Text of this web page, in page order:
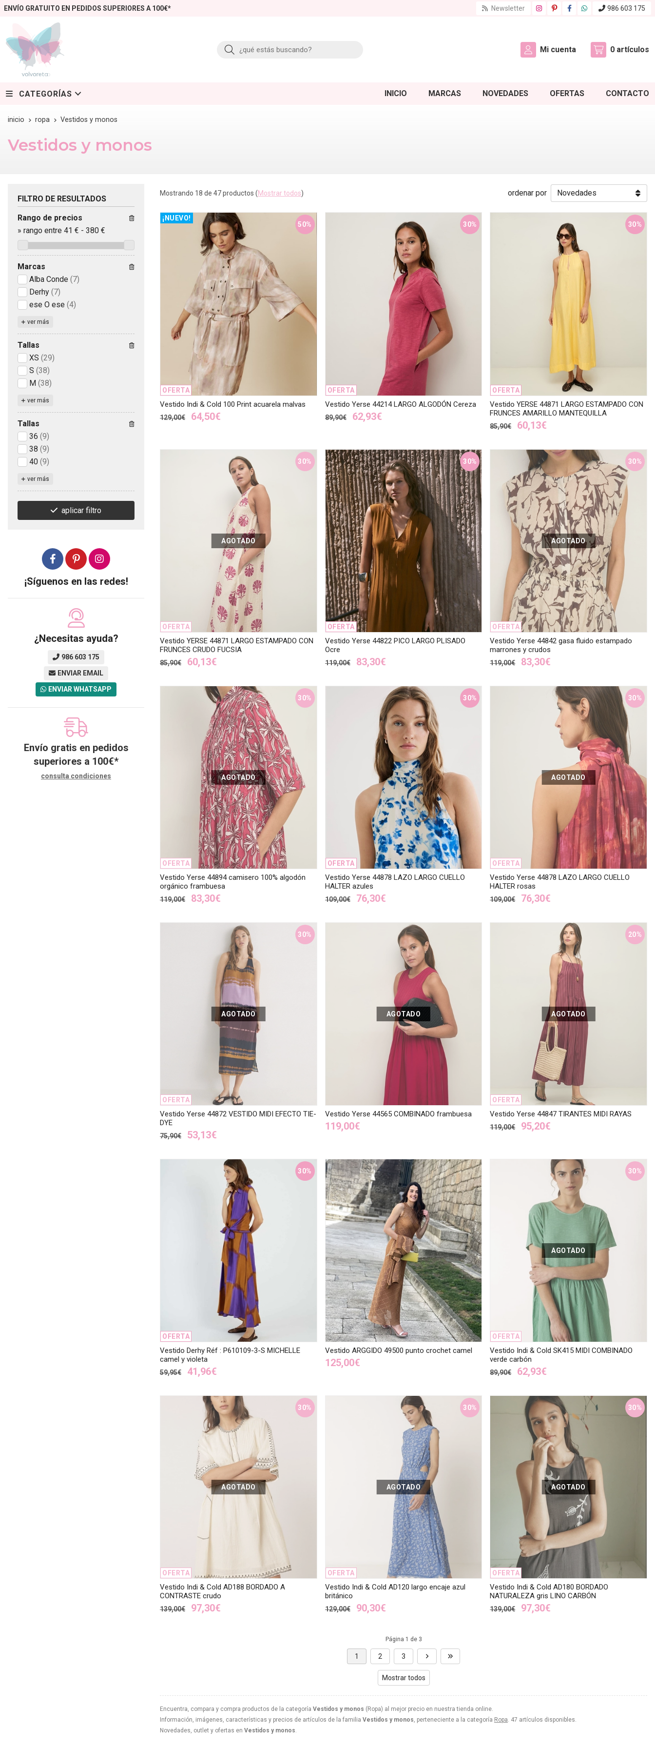
ENVÍO GRATUITO EN PEDIDOS SUPERIORES A 100€* Newsletter 986 603 175
Buscar Mi cuenta 0 artículos
CATEGORÍAS INICIO MARCAS NOVEDADES OFERTAS CONTACTO
inicio ropa Vestidos y monos
Vestidos y monos
Encuentra, compara y compra productos de la categoría Vestidos y monos (Ropa) al mejor precio en nuestra tienda online.
Información, imágenes, características y precios de artículos de la familia Vestidos y monos, perteneciente a la categoría Ropa. 47 artículos disponibles.
Novedades, outlet y ofertas en Vestidos y monos.
Mostrando 18 de 47 productos (Mostrar todos) ordenar por
50%
OFERTA
¡NUEVO!
Vestido Indi & Cold 100 Print acuarela malvas
129,00€ 64,50€
30%
OFERTA
Vestido Yerse 44214 LARGO ALGODÓN Cereza
89,90€ 62,93€
30%
OFERTA
Vestido YERSE 44871 LARGO ESTAMPADO CON
FRUNCES AMARILLO MANTEQUILLA
85,90€ 60,13€
30%
OFERTA
AGOTADO
Vestido YERSE 44871 LARGO ESTAMPADO CON
FRUNCES CRUDO FUCSIA
85,90€ 60,13€
30%
OFERTA
Vestido Yerse 44822 PICO LARGO PLISADO
Ocre
119,00€ 83,30€
30%
OFERTA
AGOTADO
Vestido Yerse 44842 gasa fluido estampado
marrones y crudos
119,00€ 83,30€
30%
OFERTA
AGOTADO
Vestido Yerse 44894 camisero 100% algodón
orgánico frambuesa
119,00€ 83,30€
30%
OFERTA
Vestido Yerse 44878 LAZO LARGO CUELLO
HALTER azules
109,00€ 76,30€
30%
OFERTA
AGOTADO
Vestido Yerse 44878 LAZO LARGO CUELLO
HALTER rosas
109,00€ 76,30€
30%
OFERTA
AGOTADO
Vestido Yerse 44872 VESTIDO MIDI EFECTO TIE-
DYE
75,90€ 53,13€
AGOTADO
Vestido Yerse 44565 COMBINADO frambuesa
119,00€
20%
OFERTA
AGOTADO
Vestido Yerse 44847 TIRANTES MIDI RAYAS
119,00€ 95,20€
30%
OFERTA
Vestido Derhy Réf : P610109-3-S MICHELLE
camel y violeta
59,95€ 41,96€
Vestido ARGGIDO 49500 punto crochet camel
125,00€
30%
OFERTA
AGOTADO
Vestido Indi & Cold SK415 MIDI COMBINADO
verde carbón
89,90€ 62,93€
30%
OFERTA
AGOTADO
Vestido Indi & Cold AD188 BORDADO A
CONTRASTE crudo
139,00€ 97,30€
30%
OFERTA
AGOTADO
Vestido Indi & Cold AD120 largo encaje azul
británico
129,00€ 90,30€
30%
OFERTA
AGOTADO
Vestido Indi & Cold AD180 BORDADO
NATURALEZA gris LINO CARBÓN
139,00€ 97,30€
Página 1 de 3
1 2 3
Mostrar todos
FILTRO DE RESULTADOS
Rango de precios
» rango entre 41 € - 380 €
Marcas
Alba Conde (7)
Derhy (7)
ese O ese (4)
ver más
Tallas
XS (29)
S (38)
M (38)
ver más
Tallas
36 (9)
38 (9)
40 (9)
ver más
aplicar filtro
¡Síguenos en las redes!
¿Necesitas ayuda?
986 603 175
ENVIAR EMAIL
ENVIAR WHATSAPP
Envío gratis en pedidos
superiores a 100€*
consulta condiciones